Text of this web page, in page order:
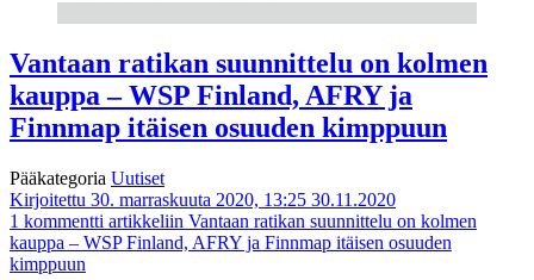
Vantaan ratikan suunnittelu on kolmen
kauppa – WSP Finland, AFRY ja
Finnmap itäisen osuuden kimppuun
Pääkategoria Uutiset
Kirjoitettu 30. marraskuuta 2020, 13:25 30.11.2020
1 kommentti artikkeliin Vantaan ratikan suunnittelu on kolmen
kauppa – WSP Finland, AFRY ja Finnmap itäisen osuuden
kimppuun